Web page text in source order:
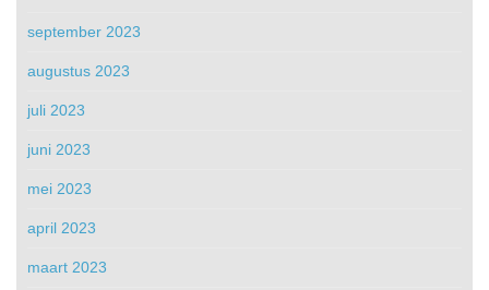
september 2023
augustus 2023
juli 2023
juni 2023
mei 2023
april 2023
maart 2023